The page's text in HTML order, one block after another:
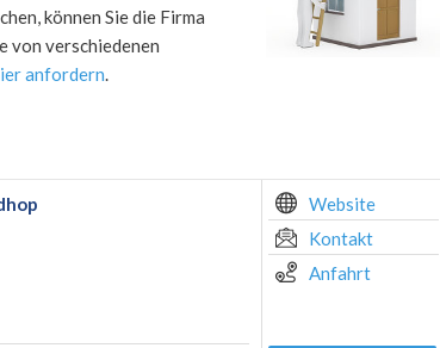
können Sie die Firma
von verschiedenen
anfordern.
Website
Kontakt
Anfahrt